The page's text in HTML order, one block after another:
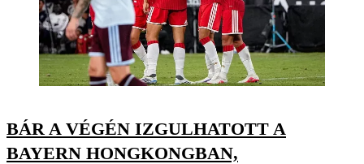
BÁR A VÉGÉN IZGULHATOTT A
BAYERN HONGKONGBAN,